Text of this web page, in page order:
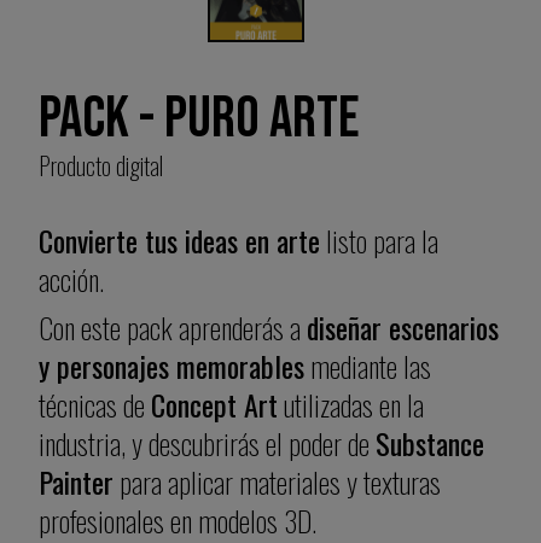
PACK - PURO ARTE
Producto digital
Convierte tus ideas en artelisto para la
acción.
Con este pack aprenderás adiseñar escenarios
y personajes memorablesmediante las
técnicas deConcept Artutilizadas en la
industria, y descubrirás el poder deSubstance
Painterpara aplicar materiales y texturas
profesionales en modelos 3D.